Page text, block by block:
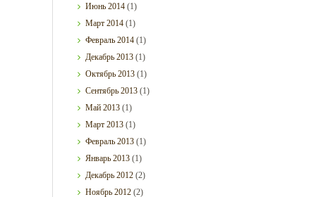
Июнь2014 (1)
Март2014 (1)
Февраль2014 (1)
Декабрь2013 (1)
Октябрь2013 (1)
Сентябрь2013 (1)
Май2013 (1)
Март2013 (1)
Февраль2013 (1)
Январь2013 (1)
Декабрь2012 (2)
Ноябрь2012 (2)